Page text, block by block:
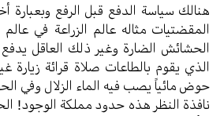
هنالك سیاسة الدفع قبل الرفع وبعبارة
المقضتیات مثاله عالم الزراعة في
الحشائش الضارة وغیر ذلك العاقل
الذي یقوم بالطاعات صلاة قرائة زیارة
حوض مائیاً یصب فیه الماء الزلال وفي
نافذة النظر هذه حدود مملکة الوجود!